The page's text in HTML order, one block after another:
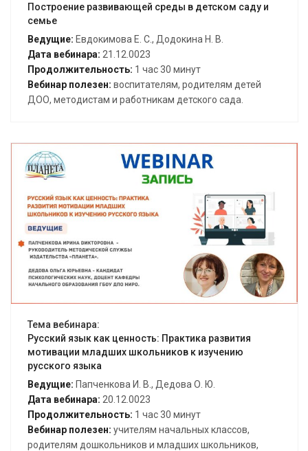
Построение развивающей среды в детском саду и
семье
Ведущие: Евдокимова Е. С., Додокина Н. В.
Дата вебинара: 21.12.0023
Продолжительность: 1 час 30 минут
Вебинар полезен: воспитателям, родителям детей
ДОО, методистам и работникам детского сада.
Тема вебинара:
Русский язык как ценность: Практика развития
мотивации младших школьников к изучению
русского языка
Ведущие: Папченкова И. В., Дедова О. Ю.
Дата вебинара: 20.12.0023
Продолжительность: 1 час 30 минут
Вебинар полезен: учителям начальных классов,
родителям дошкольников и младших школьников,